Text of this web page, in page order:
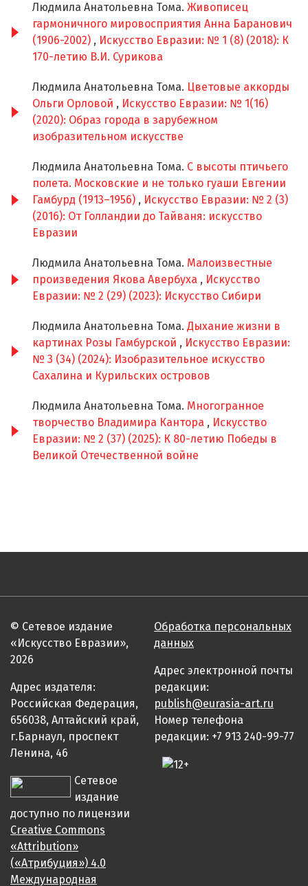
Людмила Анатольевна Тома. Живописец
гармоничного мировосприятия Анна Баранович
(1906-2002) , Искусство Евразии: № 1 (8) (2018): К
170-летию В.И. Сурикова
Людмила Анатольевна Тома. Цветовые аккорды
Ольги Орловой , Искусство Евразии: № 1(16)
(2020): Образ города в зарубежном
изобразительном искусстве
Людмила Анатольевна Тома. С высоты птичьего
полета. Московские и не только гуаши Евгении
Гамбурд (1913–1956) , Искусство Евразии: № 2 (3)
(2016): От Голландии до Тайваня: искусство
Евразии
Людмила Анатольевна Тома. Малоизвестные
произведения Якова Авербуха , Искусство
Евразии: № 2 (29) (2023): Искусство Сибири
Людмила Анатольевна Тома. Дыхание жизни в
картинах Розы Гамбурской , Искусство Евразии:
№ 3 (34) (2024): Изобразительное искусство
Сахалина и Курильских островов
Людмила Анатольевна Тома. Многогранное
творчество Владимира Кантора , Искусство
Евразии: № 2 (37) (2025): К 80-летию Победы в
Великой Отечественной войне
© Сетевое издание
«Искусство Евразии»,
2026
Адрес издателя:
Российская Федерация,
656038, Алтайский край,
г.Барнаул, проспект
Ленина, 46
Сетевое
издание
доступно по лицензии
Creative Commons
«Attribution»
(«Атрибуция») 4.0
Международная
Обработка персональных
данных
Адрес электронной почты
редакции:
publish@eurasia-art.ru
Номер телефона
редакции: +7 913 240-99-77